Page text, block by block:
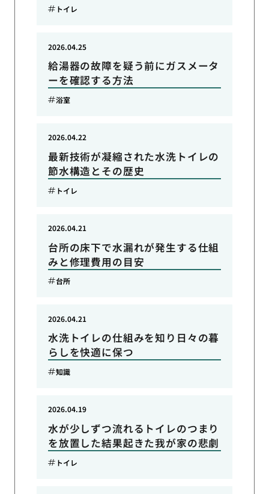
トイレ
給湯器の故障を疑う前にガスメータ
ーを確認する方法
2026.04.25
浴室
最新技術が凝縮された水洗トイレの
節水構造とその歴史
2026.04.22
トイレ
台所の床下で水漏れが発生する仕組
みと修理費用の目安
2026.04.21
台所
水洗トイレの仕組みを知り日々の暮
らしを快適に保つ
2026.04.21
知識
水が少しずつ流れるトイレのつまり
を放置した結果起きた我が家の悲劇
2026.04.19
トイレ